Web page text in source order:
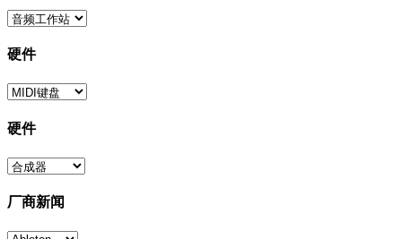
硬件
硬件
厂商新闻